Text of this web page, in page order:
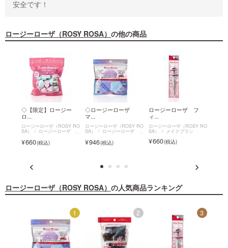
安全です！
ロージーローザ（ROSY ROSA） の他の商品
◇【限定】ロージー
ロ...
ロージーローザ（ROSY RO
SA） ロージーローザ バ
リュースポンジ
660
◇ロージーローザ
マ...
ロージーローザ（ROSY RO
SA） ロージーローザ マ
ルチファンデパフ
946
ロージーローザ フ
ィ...
ロージーローザ（ROSY RO
SA） メイクブラシ
660
ロージーローザ（ROSY ROSA） の人気商品ランキング
1 2 3